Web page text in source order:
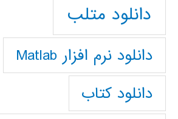
دانلود متلب
دانلود نرم افزار Matlab
دانلود کتاب